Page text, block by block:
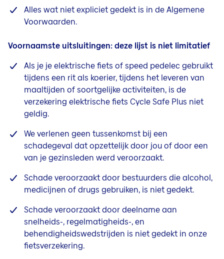
Alles wat niet expliciet gedekt is in de Algemene
Voorwaarden.
Voornaamste uitsluitingen: deze lijst is niet limitatief
Als je jeelektrische fiets of speed pedelec gebruikt
tijdens een rit als koerier, tijdens het leveren van
maaltijden of soortgelijke activiteiten, is de
verzekering elektrische fiets Cycle Safe Plus niet
geldig.
We verlenen geen tussenkomst bij een
schadegeval dat opzettelijk door jou of door een
van je gezinsleden werd veroorzaakt.
Schade veroorzaakt door bestuurders die alcohol,
medicijnen of drugs gebruiken, is niet gedekt.
Schade veroorzaakt door deelname aan
snelheids-, regelmatigheids-, en
behendigheidswedstrijden is niet gedekt in onze
fietsverzekering.